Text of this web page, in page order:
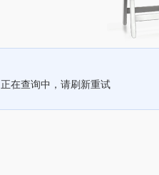
正在查询中，请刷新重试